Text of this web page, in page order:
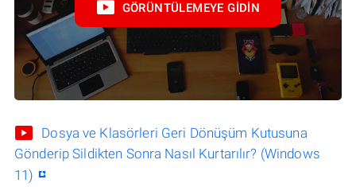
GÖRÜNTÜLEMEYE GIDIN
Dosya ve Klasörleri Geri Dönüşüm Kutusuna
Gönderip Sildikten Sonra Nasıl Kurtarılır? (Windows
11)